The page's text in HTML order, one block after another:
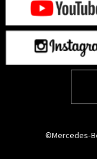
©Mercedes-